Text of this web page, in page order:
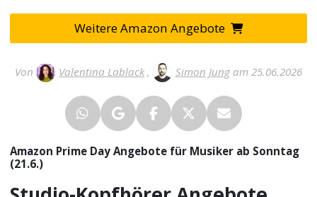
Weitere Amazon Angebote
Von Valentina Lablack, Simon Jung am 25.06.2026
Amazon Prime Day Angebote für Musiker ab Sonntag
(21.6.)